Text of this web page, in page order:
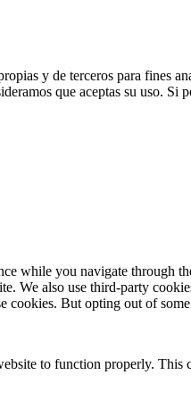
y de terceros para fines
que aceptas su uso.
while you navigate through
We also use third-party
cookies. But opting out of
to function properly.